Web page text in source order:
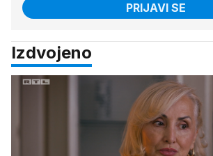
PRIJAVI SE
Izdvojeno